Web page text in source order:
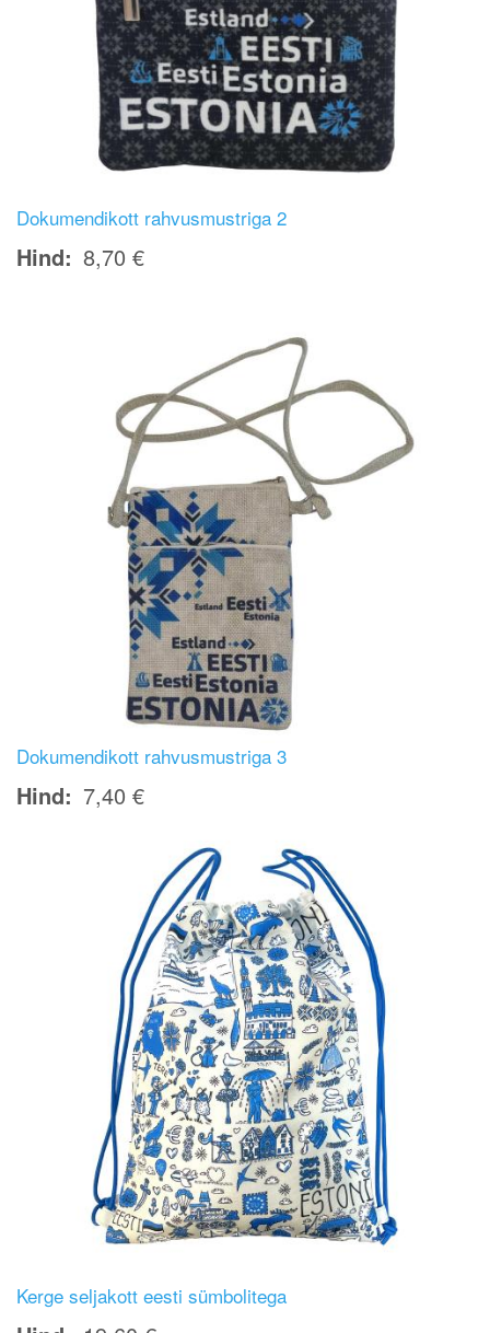
Dokumendikott rahvusmustriga 2
Hind 8,70 €
Dokumendikott rahvusmustriga 3
Hind 7,40 €
Kerge seljakott eesti sümbolitega